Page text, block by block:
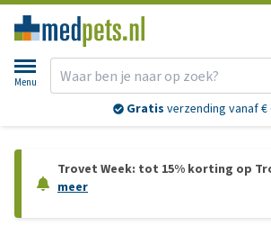
Menu
Gratis verzending vanaf €
Trovet Week: tot 15% korting op
meer